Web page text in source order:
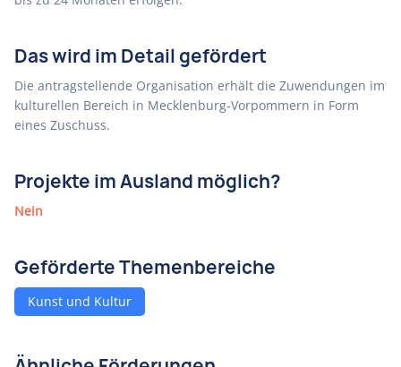
Das wird im Detail gefördert
Die antragstellende Organisation erhält die Zuwendungen im
kulturellen Bereich in Mecklenburg-Vorpommern in Form
eines Zuschuss.
Projekte im Ausland möglich?
Nein
Geförderte Themenbereiche
Kunst und Kultur